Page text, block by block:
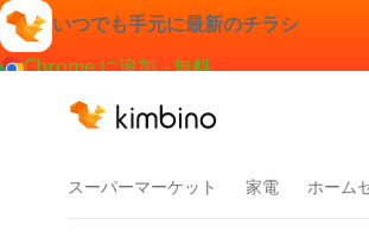
いつでも手元に最新のチラシ
Chrome に追加 - 無料
スーパーマーケット 家電 ホーム